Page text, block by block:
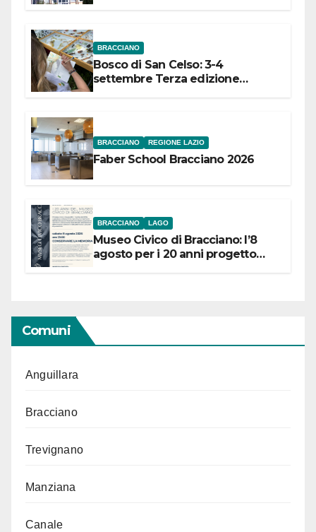
BRACCIANO
Bosco di San Celso: 3-4
settembre Terza edizione
BRACCIANO REGIONE LAZIO
Faber School Bracciano 2026
BRACCIANO LAGO
Museo Civico di Bracciano: l’8
agosto per i 20 anni progetto
Comuni
Anguillara
Bracciano
Trevignano
Manziana
Canale